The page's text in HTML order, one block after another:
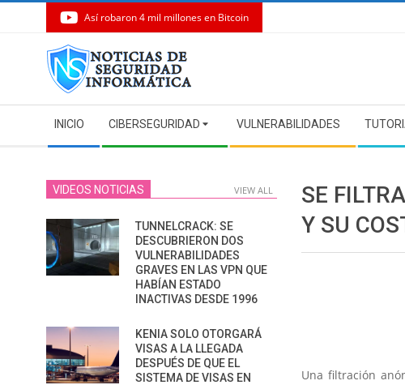
Así robaron 4 mil millones en Bitcoin
Navigation
Menu
INICIO CIBERSEGURIDAD VULNERABILIDADES
SE
Y SU
Una filtración
VIDEOS NOTICIAS VIEW ALL
TUNNELCRACK: SE
DESCUBRIERON DOS
VULNERABILIDADES
GRAVES EN LAS VPN QUE
HABÍAN ESTADO
INACTIVAS DESDE 1996
KENIA SOLO OTORGARÁ
VISAS A LA LLEGADA
DESPUÉS DE QUE EL
SISTEMA DE VISAS EN